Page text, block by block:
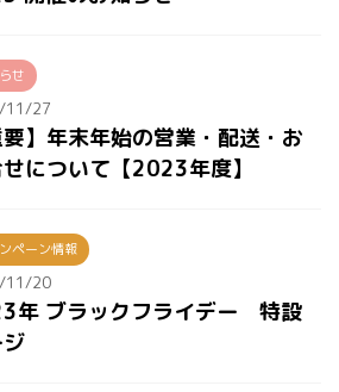
せ
11/27
要】年末年始の営業・配送・お
について【2023年度】
ペーン情報
11/20
年 ブラックフライデー 特設